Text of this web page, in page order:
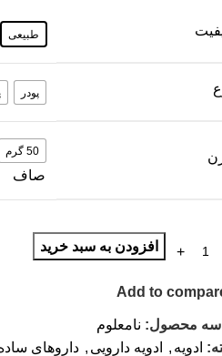
طبیعی
پودر
50 گرم
صاف
افزودن به سبد خرید
Add to
محصول: نامعلوم
ادویه , ادویه دارویی , داروهای